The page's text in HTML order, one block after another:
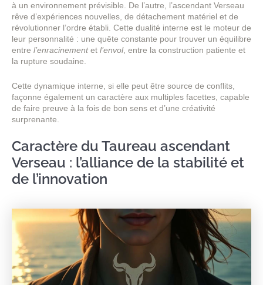
à un environnement prévisible. De l’autre, l’ascendant Verseau
rêve d’expériences nouvelles, de détachement matériel et de
révolutionner l’ordre établi. Cette dualité interne est le moteur de
leur personnalité : une quête constante pour trouver un équilibre
entre l’enracinementet l’envol, entre la construction patiente et
la rupture soudaine.
Cette dynamique interne, si elle peut être source de conflits,
façonne également un caractère aux multiples facettes, capable
de faire preuve à la fois de bon sens et d’une créativité
surprenante.
Caractère du Taureau ascendant
Verseau : l’alliance de la stabilité et
de l’innovation